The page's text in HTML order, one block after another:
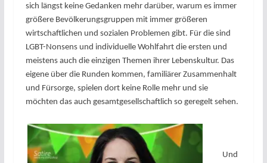
sich längst keine Gedanken mehr darüber, warum es immer
größere Bevölkerungsgruppen mit immer größeren
wirtschaftlichen und sozialen Problemen gibt. Für die sind
LGBT-Nonsens und individuelle Wohlfahrt die ersten und
meistens auch die einzigen Themen ihrer Lebenskultur. Das
eigene über die Runden kommen, familiärer Zusammenhalt
und Fürsorge, spielen dort keine Rolle mehr und sie
möchten das auch gesamtgesellschaftlich so geregelt sehen.
Und